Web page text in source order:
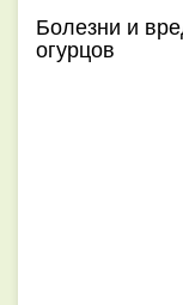
Болезни и
огурцов